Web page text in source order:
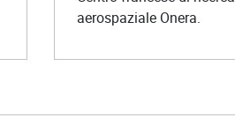
aerospaziale Onera.